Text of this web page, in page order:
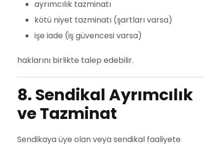
ayrımcılık tazminatı
kötü niyet tazminatı (şartları varsa)
işe iade (iş güvencesi varsa)
haklarını birlikte talep edebilir.
8. Sendikal Ayrımcılık
ve Tazminat
Sendikaya üye olan veya sendikal faaliyete